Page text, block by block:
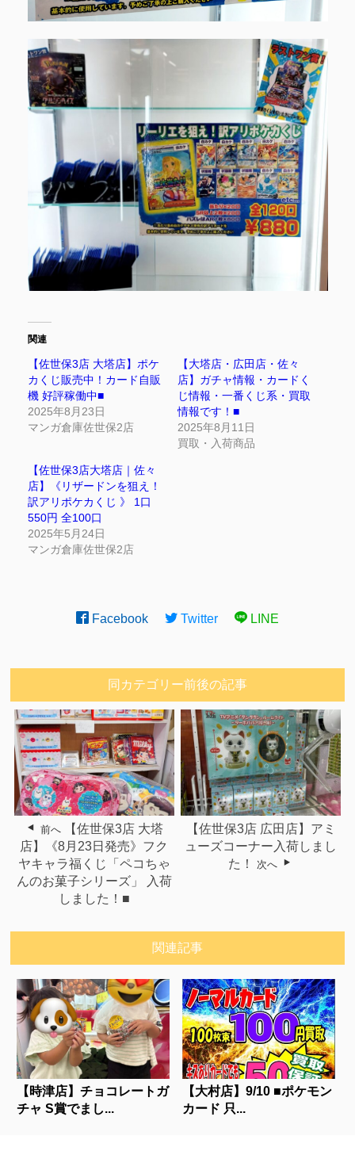
関連
【佐世保3店 大塔店】ポケ
カくじ販売中！カード自販
機 好評稼働中■
2025年8月23日
マンガ倉庫佐世保2店
【大塔店・広田店・佐々
店】ガチャ情報・カードく
じ情報・一番くじ系・買取
情報です！■
2025年8月11日
買取・入荷商品
【佐世保3店大塔店｜佐々
店】《リザードンを狙え！
訳アリポケカくじ 》 1口
550円 全100口
2025年5月24日
マンガ倉庫佐世保2店
Facebook Twitter LINE
同カテゴリー前後の記事
前へ
【佐世保3店 大塔
店】《8月23日発売》フク
ヤキャラ福くじ「ペコちゃ
んのお菓子シリーズ」 入荷
しました！■
【佐世保3店 広田店】アミ
ューズコーナー入荷しまし
た！
次へ
関連記事
【時津店】チョコレートガ
チャ S賞でまし...
【大村店】9/10 ■ポケモン
カード 只...